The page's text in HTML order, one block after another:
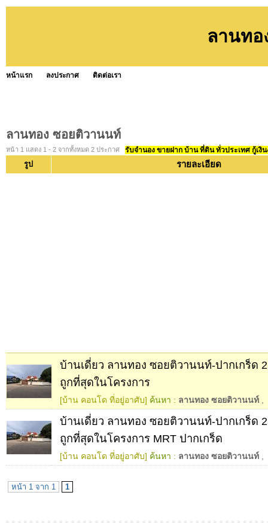
ลานท
หน้าแรก ลงประกาศ ติดต่อเรา
ลานทอง ซอยติวานนท์
หน้า 1 แสดง 1 - 2 จากทั้งหมด 2 ประกาศ รับจำนอง ขายฝาก บ้าน ที่ดิน ทั่วประเทศ กู้เงิ
รูป รายละเอียด
บ้านเดี่ยว ลานทอง ซอยติวานนท์-ปากเกร็ด
ถูกที่สุดในโครงการ
[บ้าน คอนโด ที่อยู่อาศับ] ค้นหา : ลานทอง ซอยติวานนท์
บ้านเดี่ยว ลานทอง ซอยติวานนท์-ปากเกร็ด
ถูกที่สุดในโครงการ MRT ปากเกร็ด
[บ้าน คอนโด ที่อยู่อาศับ] ค้นหา : ลานทอง ซอยติวานนท์
หน้า 1 จาก 1 1